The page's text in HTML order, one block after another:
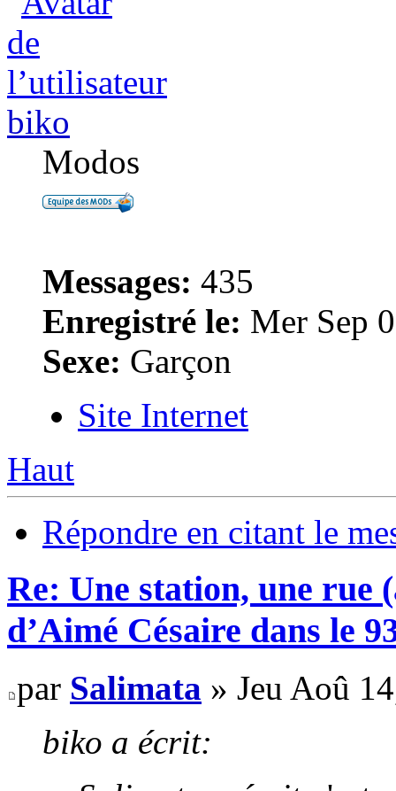
biko
Modos
Messages: 435
Enregistré le: Mer Sep
Sexe: Garçon
Site Internet
Haut
Répondre en citant le
Re: Une station, une rue
d’Aimé Césaire dans le
par Salimata » Jeu Aoû
biko a écrit: